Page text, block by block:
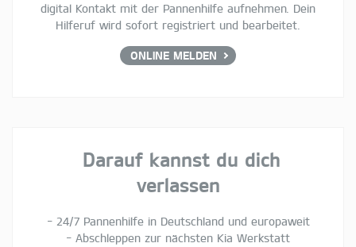
digital Kontakt mit der Pannenhilfe aufnehmen. Dein
Hilferuf wird sofort registriert und bearbeitet.
ONLINE MELDEN
Darauf kannst du dich
verlassen
- 24/7 Pannenhilfe in Deutschland und europaweit
- Abschleppen zur nächsten Kia Werkstatt